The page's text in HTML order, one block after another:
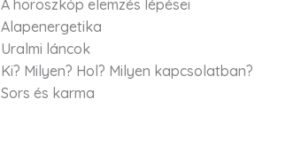
A horoszkóp elemzés lépései
Alapenergetika
Uralmi láncok
Ki? Milyen? Hol? Milyen kapcsolatban?
Sors és karma